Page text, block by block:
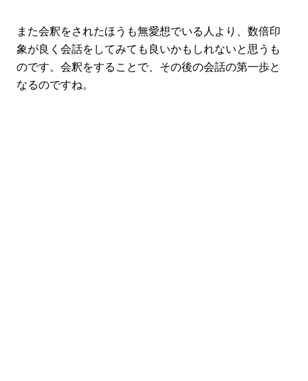
また会釈をされたほうも無愛想でいる人より、数倍印
象が良く会話をしてみても良いかもしれないと思うも
のです。会釈をすることで、その後の会話の第一歩と
なるのですね。